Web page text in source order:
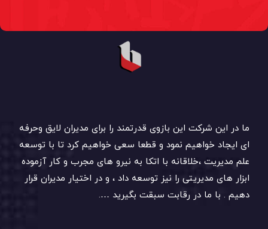
ما در این شرکت این بازوی قدرتمند را برای مدیران لایق وحرفه
ای ایجاد خواهیم نمود و قطعا سعی خواهیم کرد تا با توسعه
علم مدیریت ،خلاقانه با اتکا به نیرو های مجرب و کار آزموده
ابزار های مدیریتی را نیز توسعه داد ، و در اختیار مدیران قرار
دهیم . با ما در رقابت سبقت بگیرید ….